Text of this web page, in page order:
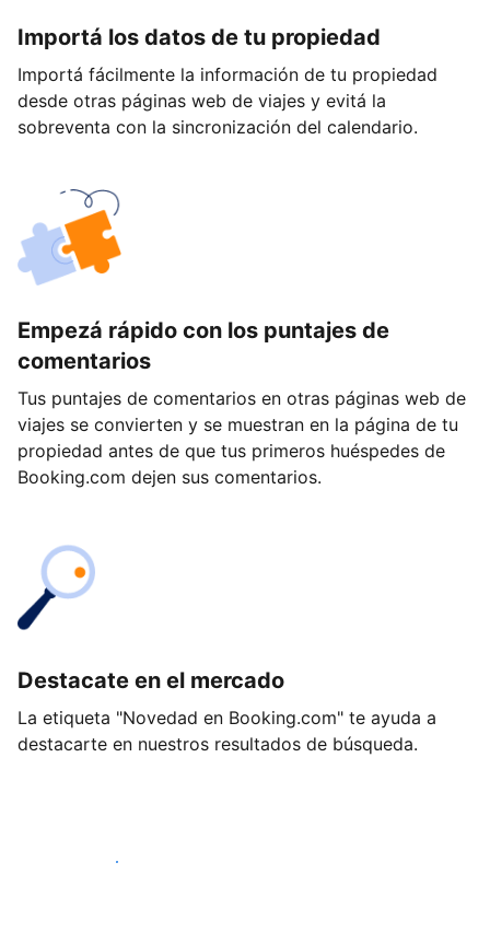
Importá los datos de tu propiedad
Importá fácilmente la información de tu propiedad
desde otras páginas web de viajes y evitá la
sobreventa con la sincronización del calendario.
Empezá rápido con los puntajes de
comentarios
Tus puntajes de comentarios en otras páginas web de
viajes se convierten y se muestran en la página de tu
propiedad antes de que tus primeros huéspedes de
Booking.com dejen sus comentarios.
Destacate en el mercado
La etiqueta "Novedad en Booking.com" te ayuda a
destacarte en nuestros resultados de búsqueda.
Empezá hoy mismo